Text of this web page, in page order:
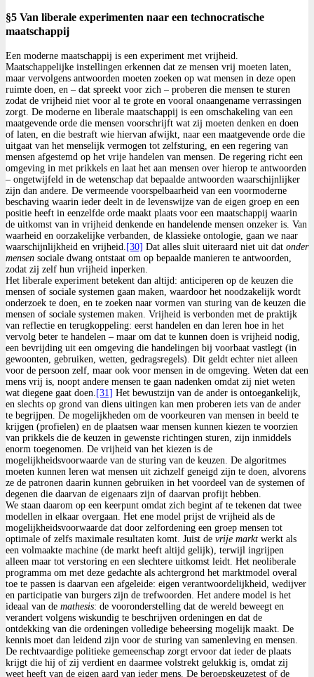
§5 Van liberale experimenten naar een technocratische
maatschappij
Een moderne maatschappij is een experiment met vrijheid.
Maatschappelijke instellingen erkennen dat ze mensen vrij moeten laten,
maar vervolgens antwoorden moeten zoeken op wat mensen in deze open
ruimte doen, en – dat spreekt voor zich – proberen die mensen te sturen
zodat de vrijheid niet voor al te grote en vooral onaangename verrassingen
zorgt. De moderne en liberale maatschappij is een omschakeling van een
maatgevende orde die mensen voorschrijft wat zij moeten denken en doen
of laten, en die bestraft wie hiervan afwijkt, naar een maatgevende orde die
uitgaat van het menselijk vermogen tot zelfsturing, en een regering van
mensen afgestemd op het vrije handelen van mensen. De regering richt een
omgeving in met prikkels en laat het aan mensen over hierop te antwoorden
– ongetwijfeld in de wetenschap dat bepaalde antwoorden waarschijnlijker
zijn dan andere. De vermeende voorspelbaarheid van een voormoderne
beschaving waarin ieder deelt in de levenswijze van de eigen groep en een
positie heeft in eenzelfde orde maakt plaats voor een maatschappij waarin
de uitkomst van in vrijheid denkende en handelende mensen onzeker is. Van
waarheid en oorzakelijke verbanden, de klassieke ontologie, gaan we naar
waarschijnlijkheid en vrijheid. [30] Dat alles sluit uiteraard niet uit dat onder
mensen sociale dwang ontstaat om op bepaalde manieren te antwoorden,
zodat zij zelf hun vrijheid inperken.
Het liberale experiment betekent dan altijd: anticiperen op de keuzen die
mensen of sociale systemen gaan maken, waardoor het noodzakelijk wordt
onderzoek te doen, en te zoeken naar vormen van sturing van de keuzen die
mensen of sociale systemen maken. Vrijheid is verbonden met de praktijk
van reflectie en terugkoppeling: eerst handelen en dan leren hoe in het
vervolg beter te handelen – maar om dat te kunnen doen is vrijheid nodig,
een bevrijding uit een omgeving die handelingen bij voorbaat vastlegt (in
gewoonten, gebruiken, wetten, gedragsregels). Dit geldt echter niet alleen
voor de persoon zelf, maar ook voor mensen in de omgeving. Weten dat een
mens vrij is, noopt andere mensen te gaan nadenken omdat zij niet weten
wat diegene gaat doen. [31] Het bewustzijn van de ander is ontoegankelijk,
en slechts op grond van diens uitingen kan men proberen iets van de ander
te begrijpen. De mogelijkheden om de voorkeuren van mensen in beeld te
krijgen (profielen) en de plaatsen waar mensen kunnen kiezen te voorzien
van prikkels die de keuzen in gewenste richtingen sturen, zijn inmiddels
enorm toegenomen. De vrijheid van het kiezen is de
mogelijkheidsvoorwaarde van de sturing van de keuzen. De algoritmes
moeten kunnen leren wat mensen uit zichzelf geneigd zijn te doen, alvorens
ze de patronen daarin kunnen gebruiken in het voordeel van de systemen of
degenen die daarvan de eigenaars zijn of daarvan profijt hebben.
We staan daarom op een keerpunt omdat zich begint af te tekenen dat twee
modellen in elkaar overgaan. Het ene model prijst de vrijheid als de
mogelijkheidsvoorwaarde dat door zelfordening een groep mensen tot
optimale of zelfs maximale resultaten komt. Juist de vrije markt werkt als
een volmaakte machine (de markt heeft altijd gelijk), terwijl ingrijpen
alleen maar tot verstoring en een slechtere uitkomst leidt. Het neoliberale
programma om met deze gedachte als achtergrond het marktmodel overal
toe te passen is daarvan een afgeleide: eigen verantwoordelijkheid, wedijver
en participatie van burgers zijn de trefwoorden. Het andere model is het
ideaal van de mathesis: de vooronderstelling dat de wereld beweegt en
verandert volgens wiskundig te beschrijven ordeningen en dat de
ontdekking van die ordeningen volledige beheersing mogelijk maakt. De
kennis moet dan leidend zijn voor de sturing van samenleving en mensen.
De rechtvaardige politieke gemeenschap zorgt ervoor dat ieder de plaats
krijgt die hij of zij verdient en daarmee volstrekt gelukkig is, omdat zij
weet heeft van de eigen aard van ieder mens. De beroepskeuzetest of de